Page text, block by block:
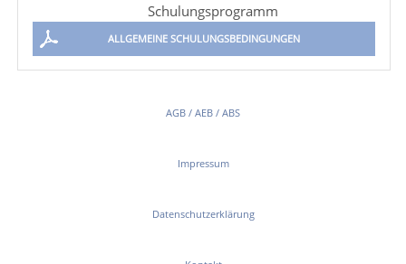
Schulungsprogramm
ALLGEMEINE SCHULUNGSBEDINGUNGEN
AGB / AEB / ABS
Impressum
Datenschutzerklärung